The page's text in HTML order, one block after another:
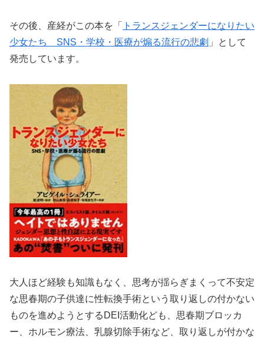
その後、産経がこの本を「
トランスジェンダーになりたい
少女たち SNS・学校・医療が煽る流行の悲劇 」として
発売しています。
大人ほど経験も知識もなく、思考が揺らぎまくって不安定
な思春期の子供達に性転換手術という取り返しの付かない
ものを進めようとするDEI活動化ども、思春期ブロッカ
ー、ホルモン療法、乳腺切除手術など、取り返しが付かな